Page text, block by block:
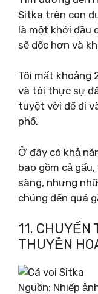
Sitka trên con
là một khởi đầu
sẽ dốc hơn và
Tôi mất khoảng
và tôi thực sự
tuyệt vời để đi
phố.
Ở đây có khả
bao gồm cả
sàng, nhưng
chúng đến quá
11. CHUYẾN
THUYỀN
Nguồn: Nhiếp